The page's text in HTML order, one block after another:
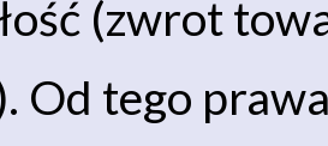
(zwrot
Od tego